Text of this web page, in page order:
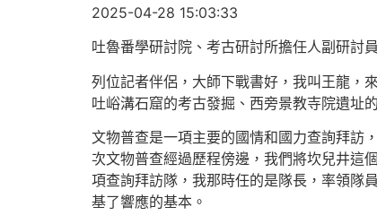
2025-04-28 15:03:33
吐魯番學研討院、考古研討所擔任人副研討
列位記者伴侶，大師下戰書好，我叫王龍，
吐峪溝石窟的考古發掘、西旁景教寺院遺址
文物普查是一項主要的國情和國力查詢拜訪
次文物普查經過歷程傍邊，我們將坎兒井這
項查詢拜訪隊，我那時任的是隊長，率領隊
基了響應的基本。